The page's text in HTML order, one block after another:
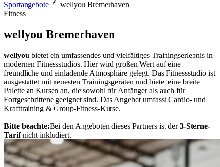
Sportangebote
wellyou Bremerhaven
Fitness
wellyou Bremerhaven
wellyou bietet ein umfassendes und vielfältiges Trainingserlebnis in
modernen Fitnessstudios. Hier wird großen Wert auf eine
freundliche und einladende Atmosphäre gelegt. Das Fitnessstudio ist
ausgestattet mit neuesten Trainingsgeräten und bietet eine breite
Palette an Kursen an, die sowohl für Anfänger als auch für
Fortgeschrittene geeignet sind. Das Angebot umfasst Cardio- und
Krafttraining & Group-Fitness-Kurse.
Bitte beachte:Bei den Angeboten dieses Partners ist der3-Sterne-
Tarifnicht inkludiert.